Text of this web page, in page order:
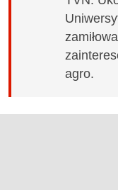
agro.